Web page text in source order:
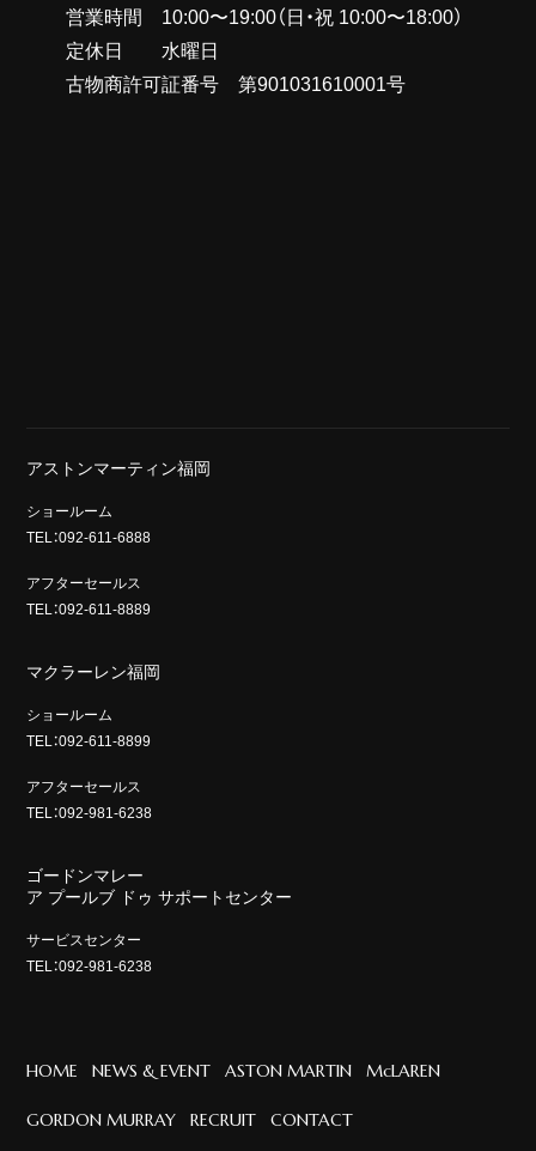
営業時間 10:00〜19:00（日・祝 10:00〜18:00）
定休日 水曜日
古物商許可証番号 第901031610001号
アストンマーティン福岡
ショールーム
TEL：092-611-6888
アフターセールス
TEL：092-611-8889
マクラーレン福岡
ショールーム
TEL：092-611-8899
アフターセールス
TEL：092-981-6238
ゴードンマレー
ア プールブ ドゥ サポートセンター
サービスセンター
TEL：092-981-6238
HOME NEWS & EVENT ASTON MARTIN McLAREN
GORDON MURRAY RECRUIT CONTACT